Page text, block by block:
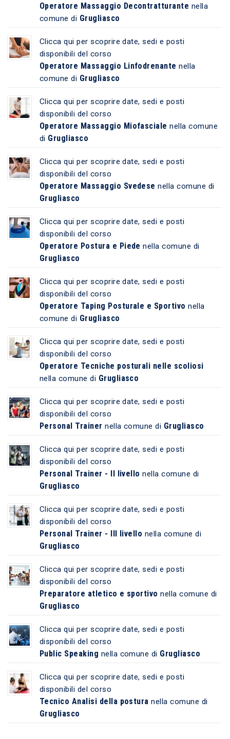
Operatore Massaggio Decontratturante nella
comune di Grugliasco
Clicca qui per scoprire date, sedi e posti
disponibili del corso
Operatore Massaggio Linfodrenante nella
comune di Grugliasco
Clicca qui per scoprire date, sedi e posti
disponibili del corso
Operatore Massaggio Miofasciale nella comune
di Grugliasco
Clicca qui per scoprire date, sedi e posti
disponibili del corso
Operatore Massaggio Svedese nella comune di
Grugliasco
Clicca qui per scoprire date, sedi e posti
disponibili del corso
Operatore Postura e Piede nella comune di
Grugliasco
Clicca qui per scoprire date, sedi e posti
disponibili del corso
Operatore Taping Posturale e Sportivo nella
comune di Grugliasco
Clicca qui per scoprire date, sedi e posti
disponibili del corso
Operatore Tecniche posturali nelle scoliosi
nella comune di Grugliasco
Clicca qui per scoprire date, sedi e posti
disponibili del corso
Personal Trainer nella comune di Grugliasco
Clicca qui per scoprire date, sedi e posti
disponibili del corso
Personal Trainer - II livello nella comune di
Grugliasco
Clicca qui per scoprire date, sedi e posti
disponibili del corso
Personal Trainer - III livello nella comune di
Grugliasco
Clicca qui per scoprire date, sedi e posti
disponibili del corso
Preparatore atletico e sportivo nella comune di
Grugliasco
Clicca qui per scoprire date, sedi e posti
disponibili del corso
Public Speaking nella comune di Grugliasco
Clicca qui per scoprire date, sedi e posti
disponibili del corso
Tecnico Analisi della postura nella comune di
Grugliasco